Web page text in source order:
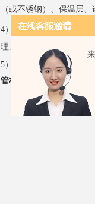
（或不锈钢）、保温层、
4）、夹具为A型，设计
理、夹紧速度快、密封可
5）、计算机配备的是品
管材耐压管材静液压试验